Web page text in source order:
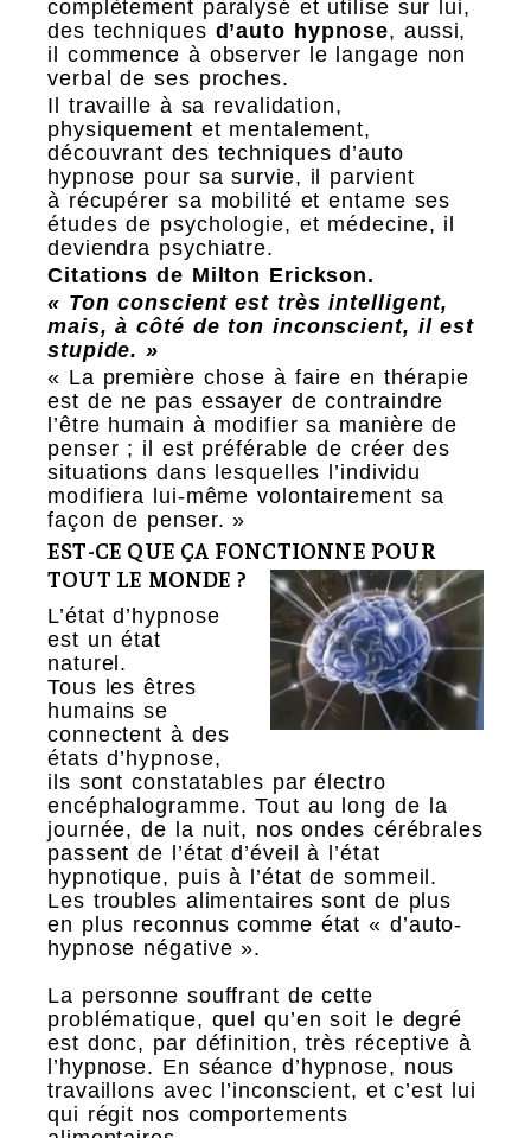
complètement paralysé et utilise sur lui,
des techniques d’auto hypnose, aussi,
il commence à observer le langage non
verbal de ses proches.
Il travaille à sa revalidation,
physiquement et mentalement,
découvrant des techniques d’auto
hypnose pour sa survie, il parvient
à récupérer sa mobilité et entame ses
études de psychologie, et médecine, il
deviendra psychiatre.
Citations de Milton Erickson.
« Ton conscient est très intelligent,
mais, à côté de ton inconscient, il est
stupide. »
« La première chose à faire en thérapie
est de ne pas essayer de contraindre
l’être humain à modifier sa manière de
penser ; il est préférable de créer des
situations dans lesquelles l’individu
modifiera lui-même volontairement sa
façon de penser. »
EST-CE QUE ÇA FONCTIONNE POUR
TOUT LE MONDE ?
L’état d’hypnose
est un état
naturel.
Tous les êtres
humains se
connectent à des
états d’hypnose,
ils sont constatables par électro
encéphalogramme. Tout au long de la
journée, de la nuit, nos ondes cérébrales
passent de l’état d’éveil à l’état
hypnotique, puis à l’état de sommeil.
Les troubles alimentaires sont de plus
en plus reconnus comme état « d’auto-
hypnose négative ».
La personne souffrant de cette
problématique, quel qu’en soit le degré
est donc, par définition, très réceptive à
l’hypnose. En séance d’hypnose, nous
travaillons avec l’inconscient, et c’est lui
qui régit nos comportements